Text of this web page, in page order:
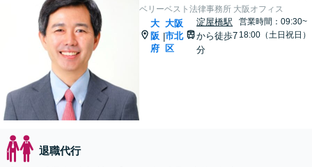
ベリーベスト法律事務所 大阪オフィス
大
阪
府
|
大阪
市北
区
淀屋橋駅
から徒歩7
分
営業時間：09:30~
18:00（土日祝日）
退職代行